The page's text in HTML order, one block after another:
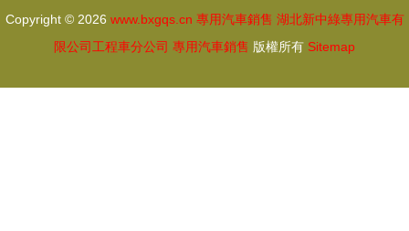
Copyright © 2026 www.bxgqs.cn 專用汽車銷售 湖北新中綠專用汽車有
限公司工程車分公司 專用汽車銷售 版權所有 Sitemap